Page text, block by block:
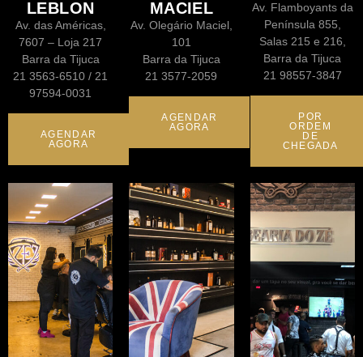
LEBLON
Av. das Américas,
7607 – Loja 217
Barra da Tijuca
21 3563-6510 / 21
97594-0031
AGENDAR
AGORA
MACIEL
Av. Olegário Maciel,
101
Barra da Tijuca
21 3577-2059
AGENDAR
AGORA
Av. Flamboyants da
Península 855,
Salas 215 e 216,
Barra da Tijuca
21 98557-3847
POR
ORDEM
DE
CHEGADA